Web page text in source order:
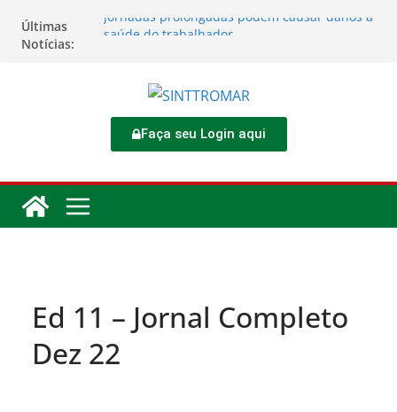
Últimas
Notícias:
Jornadas prolongadas podem causar danos à
saúde do trabalhador
corrige direitos de motoristas da
Transcocamar
dos trabalhadores
Faça seu Login aqui
Ed 11 – Jornal Completo
Dez 22